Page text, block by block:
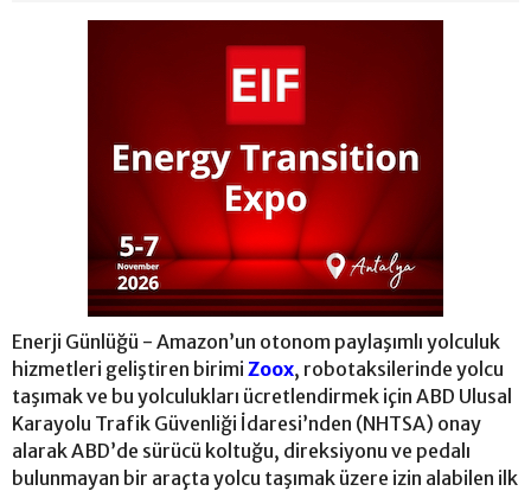
Enerji Günlüğü - Amazon’un otonom paylaşımlı yolculuk
hizmetleri geliştiren birimi Zoox, robotaksilerinde yolcu
taşımak ve bu yolculukları ücretlendirmek için ABD Ulusal
Karayolu Trafik Güvenliği İdaresi’nden (NHTSA) onay
alarak ABD’de sürücü koltuğu, direksiyonu ve pedalı
bulunmayan bir araçta yolcu taşımak üzere izin alabilen ilk